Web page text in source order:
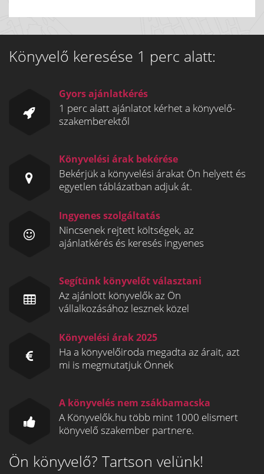
Könyvelő keresése 1 perc alatt:
Gyors ajánlatkérés
1 perc alatt ajánlatot kérhet a könyvelő-
szakemberektől
Könyvelési árak bekérése
Bekérjük a könyvelési árakat Ön helyett és
egyetlen táblázatban adjuk át.
Ingyenes szolgáltatás
Nincsenek rejtett költségek, az
ajánlatkérés és keresés ingyenes
Segítünk könyvelőt választani
Az ajánlott könyvelők az Ön
vállalkozásához lesznek közel
Könyvelési árak 2025
Ha a könyvelőiroda megadta az árait, azt
mi is megmutatjuk Önnek
A könyvelés nem zsákbamacska
A Könyvelők.hu több mint 1000 elismert
könyvelő szakember partnere.
Ön könyvelő? Tartson velünk!